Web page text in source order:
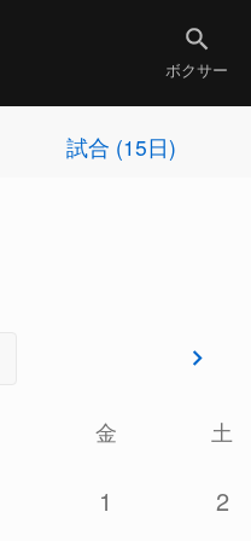
ボクサー
試合 (15日)
金 土
1 2